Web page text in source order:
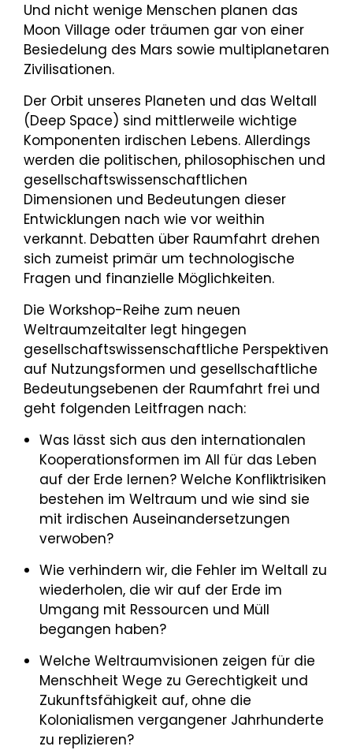
Und nicht wenige Menschen planen das
Moon Village oder träumen gar von einer
Besiedelung des Mars sowie multiplanetaren
Zivilisationen.
Der Orbit unseres Planeten und das Weltall
(Deep Space) sind mittlerweile wichtige
Komponenten irdischen Lebens. Allerdings
werden die politischen, philosophischen und
gesellschaftswissenschaftlichen
Dimensionen und Bedeutungen dieser
Entwicklungen nach wie vor weithin
verkannt. Debatten über Raumfahrt drehen
sich zumeist primär um technologische
Fragen und finanzielle Möglichkeiten.
Die Workshop-Reihe zum neuen
Weltraumzeitalter legt hingegen
gesellschaftswissenschaftliche Perspektiven
auf Nutzungsformen und gesellschaftliche
Bedeutungsebenen der Raumfahrt frei und
geht folgenden Leitfragen nach:
Was lässt sich aus den internationalen
Kooperationsformen im All für das Leben
auf der Erde lernen? Welche Konfliktrisiken
bestehen im Weltraum und wie sind sie
mit irdischen Auseinandersetzungen
verwoben?
Wie verhindern wir, die Fehler im Weltall zu
wiederholen, die wir auf der Erde im
Umgang mit Ressourcen und Müll
begangen haben?
Welche Weltraumvisionen zeigen für die
Menschheit Wege zu Gerechtigkeit und
Zukunftsfähigkeit auf, ohne die
Kolonialismen vergangener Jahrhunderte
zu replizieren?